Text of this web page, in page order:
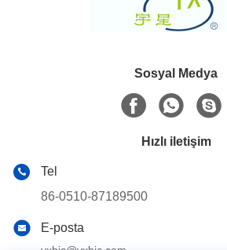
Sosyal Medya
Hızlı iletişim
Tel
86-0510-87189500
E-posta